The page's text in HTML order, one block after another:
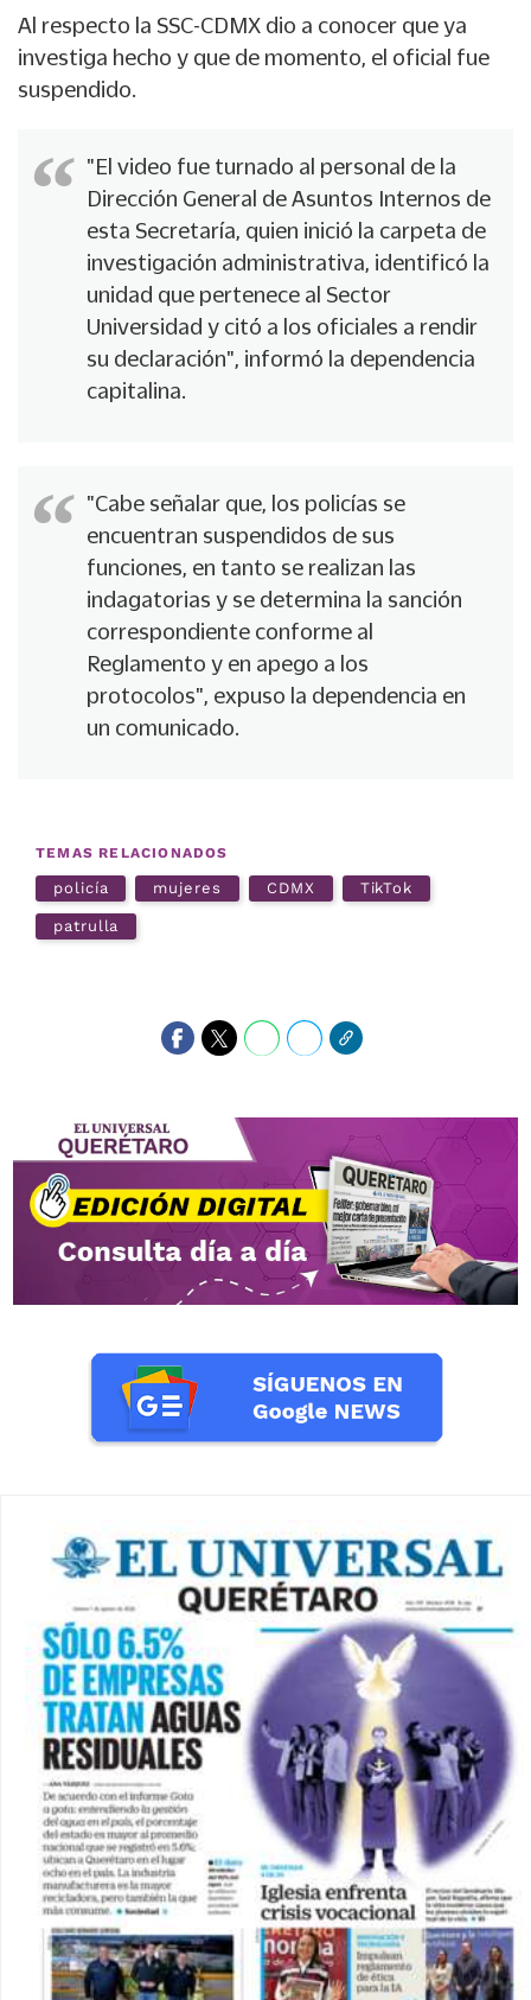
Al respecto la SSC-CDMX dio a conocer que ya
investiga hecho y que de momento, el oficial fue
suspendido.
"El video fue turnado al personal de la
Dirección General de Asuntos Internos de
esta Secretaría, quien inició la carpeta de
investigación administrativa, identificó la
unidad que pertenece al Sector
Universidad y citó a los oficiales a rendir
su declaración", informó la dependencia
capitalina.
"Cabe señalar que, los policías se
encuentran suspendidos de sus
funciones, en tanto se realizan las
indagatorias y se determina la sanción
correspondiente conforme al
Reglamento y en apego a los
protocolos", expuso la dependencia en
un comunicado.
TEMAS RELACIONADOS
policía mujeres CDMX TikTok
patrulla